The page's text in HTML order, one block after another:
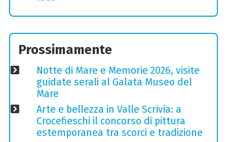
Prossimamente
Notte di Mare e Memorie 2026, visite
guidate serali al Galata Museo del
Mare
Arte e bellezza in Valle Scrivia: a
Crocefieschi il concorso di pittura
estemporanea tra scorci e tradizione